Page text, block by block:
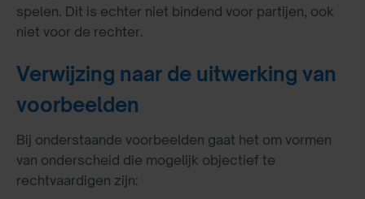
spelen. Dit is echter niet bindend voor partijen, ook
niet voor de rechter.
Verwijzing naar de uitwerking van
voorbeelden
Bij onderstaande voorbeelden gaat het om vormen
van onderscheid die mogelijk objectief te
rechtvaardigen zijn: